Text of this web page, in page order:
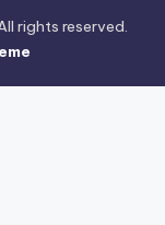
rights reserved.